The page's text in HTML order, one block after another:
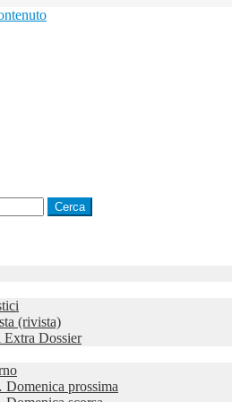
Cerca
(rivista)
Extra Dossier
prossima